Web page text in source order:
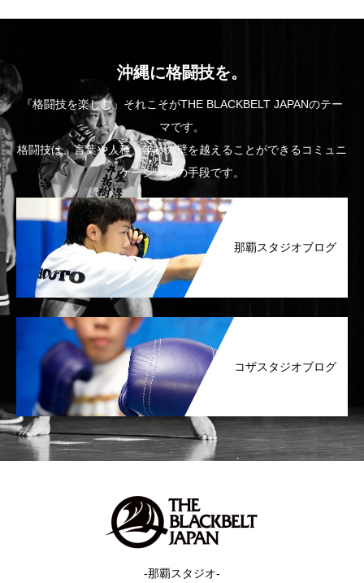
沖縄に格闘技を。
『格闘技を楽しむ』それこそがTHE BLACKBELT JAPANのテー
マです。
格闘技は、言葉や人種、年齢の壁を越えることができるコミュニ
ケーションの手段です。
那覇スタジオブログ
コザスタジオブログ
-那覇スタジオ-